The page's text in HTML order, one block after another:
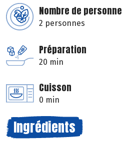
Nombre de
2 personnes
Préparation
20 min
Cuisson
0 min
Ingrédients